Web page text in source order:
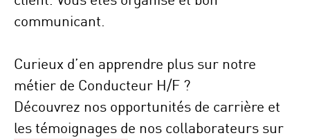
communicant
Curieux d’en apprendre plus sur notre
métier de Conducteur H/F ?
Découvrez nos opportunités de carrière et
les témoignages de nos collaborateurs sur